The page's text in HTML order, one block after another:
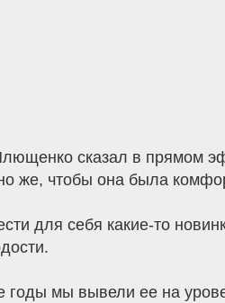
сказал в прямом
же, чтобы она была
для себя какие-то
мы вывели ее на